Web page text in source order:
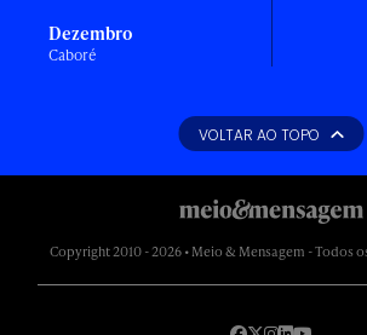
Dezembro
Caboré
VOLTAR AO TOPO
Copyright 2010 - 2026 • Meio & Mensagem - Todos